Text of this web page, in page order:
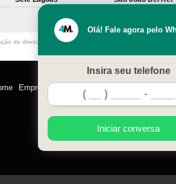
de direito autoral – artigo 184 do Código Penal –
Empresa Serviços
Olá! Fale agora pelo
Insira seu telefone
Iniciar conversa